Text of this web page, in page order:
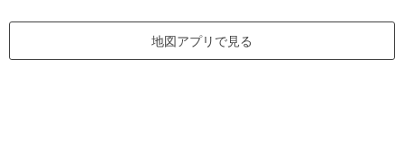
地図アプリで見る